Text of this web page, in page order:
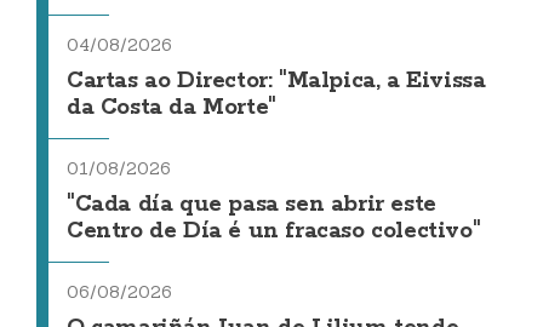
04/08/2026
Cartas ao Director: "Malpica, a Eivissa
da Costa da Morte"
01/08/2026
"Cada día que pasa sen abrir este
Centro de Día é un fracaso colectivo"
06/08/2026